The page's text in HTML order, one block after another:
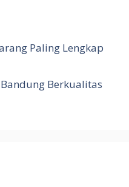
Paling Lengkap
Berkualitas